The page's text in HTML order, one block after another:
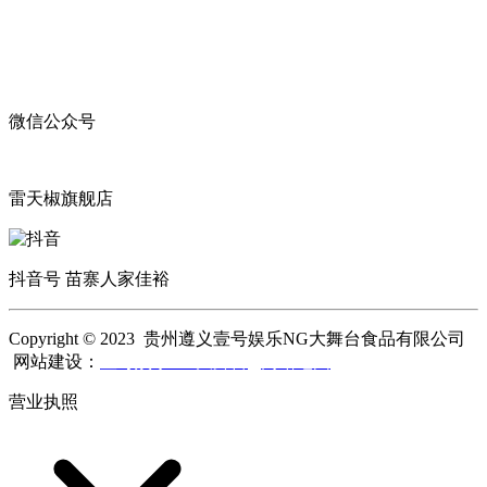
微信公众号
雷天椒旗舰店
抖音号 苗寨人家佳裕
Copyright © 2023 贵州遵义壹号娱乐NG大舞台食品有限公司
网站建设：
营业执照